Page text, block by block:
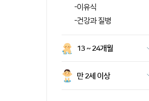
-이유식
-건강과 질병
13 ~ 24개월
만 2세 이상